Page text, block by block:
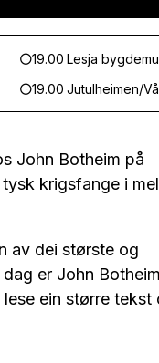
19.00 Lesja
19.00 Jutulheimen/
John Botheim på
krigsfange i
av dei største og
er John Botheim
lese ein større tekst